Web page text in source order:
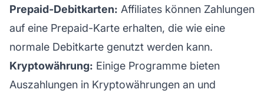
Prepaid-Debitkarten: Affiliates können Zahlungen
auf eine Prepaid-Karte erhalten, die wie eine
normale Debitkarte genutzt werden kann.
Kryptowährung: Einige Programme bieten
Auszahlungen in Kryptowährungen an und